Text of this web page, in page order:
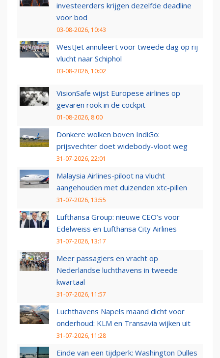
investeerders krijgen dezelfde deadline
voor bod
03-08-2026, 10:43
WestJet annuleert voor tweede dag op rij
vlucht naar Schiphol
03-08-2026, 10:02
VisionSafe wijst Europese airlines op
gevaren rook in de cockpit
01-08-2026, 8:00
Donkere wolken boven IndiGo:
prijsvechter doet widebody-vloot weg
31-07-2026, 22:01
Malaysia Airlines-piloot na vlucht
aangehouden met duizenden xtc-pillen
31-07-2026, 13:55
Lufthansa Group: nieuwe CEO’s voor
Edelweiss en Lufthansa City Airlines
31-07-2026, 13:17
Meer passagiers en vracht op
Nederlandse luchthavens in tweede
kwartaal
31-07-2026, 11:57
Luchthavens Napels maand dicht voor
onderhoud: KLM en Transavia wijken uit
31-07-2026, 11:28
Einde van een tijdperk: Washington Dulles